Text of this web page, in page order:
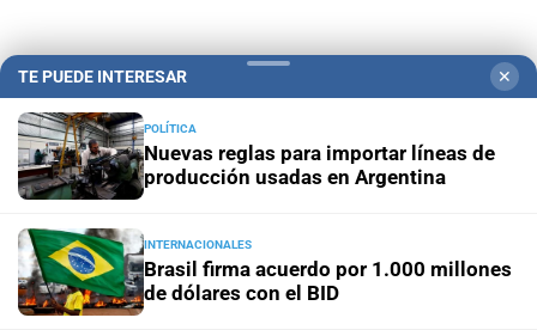
Campolitoral Revista Nosotros
Podcasts Mirador Provincial VivíMejor SF
Puerto Negocios
TE PUEDE INTERESAR ✕
POLÍTICA
Nuevas reglas para importar líneas de
producción usadas en Argentina
INTERNACIONALES
Brasil firma acuerdo por 1.000 millones
de dólares con el BID